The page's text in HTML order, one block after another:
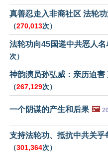
真善忍走入非裔社区 法轮
（270,013次）
法轮功向45国递中共恶人名
次）
神韵演员孙弘威：亲历迫害
（267,129次）
一个阴谋的产生和后果 🖼️
支持法轮功、抵抗中共关乎
（301,364次）